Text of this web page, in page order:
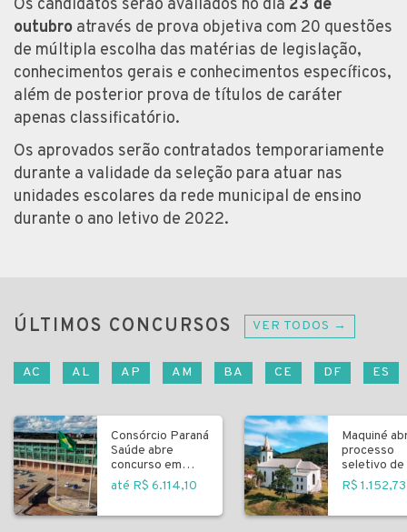
Os candidatos serão avaliados no dia 23 de
outubro através de prova objetiva com 20 questões
de múltipla escolha das matérias de legislação,
conhecimentos gerais e conhecimentos específicos,
além de posterior prova de títulos de caráter
apenas classificatório.
Os aprovados serão contratados temporariamente
durante a validade da seleção para atuar nas
unidades escolares da rede municipal de ensino
durante o ano letivo de 2022.
ÚLTIMOS CONCURSOS VER TODOS →
AC AL AP AM BA CE DF ES
Consórcio Paraná
Saúde abre
concurso em
Curitiba
até R$ 6.114,10
Maquiné
processo
seletivo de
R$ 1.152,73